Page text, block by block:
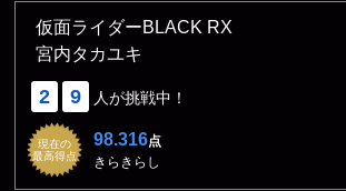
仮面ライダーBLACK RX
宮内タカユキ
2 9 人が挑戦中！
現在の
最高得点
98.316点
きらきらし